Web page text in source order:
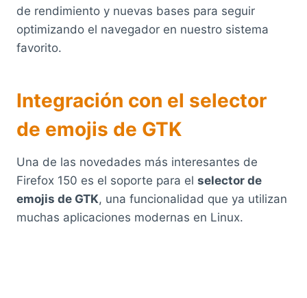
de rendimiento y nuevas bases para seguir
optimizando el navegador en nuestro sistema
favorito.
Integración con el selector
de emojis de GTK
Una de las novedades más interesantes de
Firefox 150 es el soporte para el selector de
emojis de GTK, una funcionalidad que ya utilizan
muchas aplicaciones modernas en Linux.